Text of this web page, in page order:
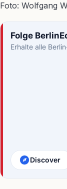
Foto: Wolfgang
Folge
Erhalte alle
Discover